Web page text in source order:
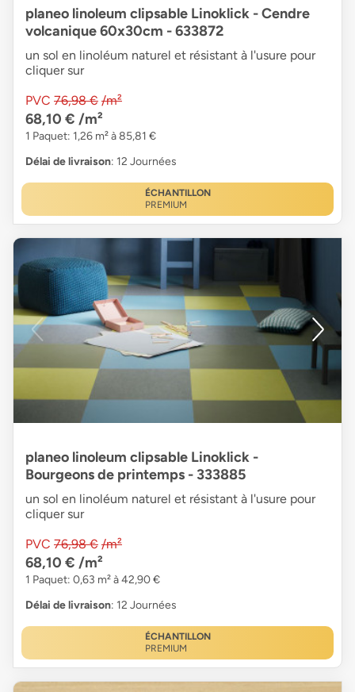
planeo linoleum clipsable Linoklick - Cendre
volcanique 60x30cm - 633872
un sol en linoléum naturel et résistant à l'usure pour
cliquer sur
PVC 76,98 € /m²
68,10 € /m²
1 Paquet: 1,26 m² à 85,81 €
Délai de livraison: 12 Journées
ÉCHANTILLON
PREMIUM
planeo linoleum clipsable Linoklick -
Bourgeons de printemps - 333885
un sol en linoléum naturel et résistant à l'usure pour
cliquer sur
PVC 76,98 € /m²
68,10 € /m²
1 Paquet: 0,63 m² à 42,90 €
Délai de livraison: 12 Journées
ÉCHANTILLON
PREMIUM